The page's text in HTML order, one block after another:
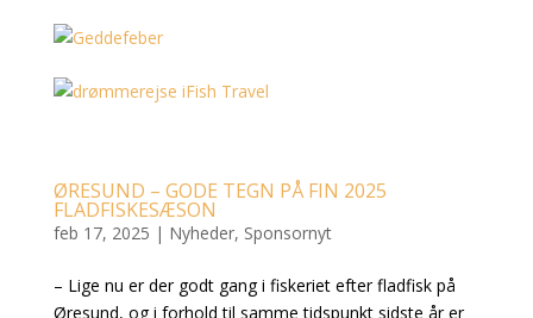
ØRESUND – GODE TEGN PÅ FIN 2025
FLADFISKESÆSON
feb 17, 2025 | Nyheder, Sponsornyt
– Lige nu er der godt gang i fiskeriet efter fladfisk på
Øresund, og i forhold til samme tidspunkt sidste år er